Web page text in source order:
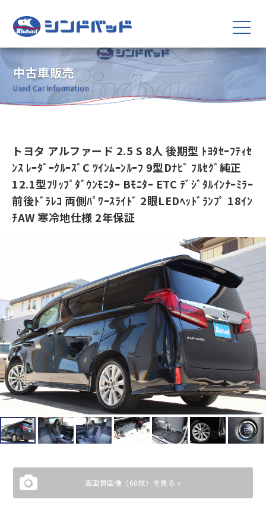
中古車販売
Used Car Information
トヨタ アルファード 2.5 S 8人 後期型 ﾄﾖﾀｾｰﾌﾃｨｾ
ﾝｽ ﾚｰﾀﾞｰｸﾙｰｽﾞC ﾂｲﾝﾑｰﾝﾙｰﾌ 9型Dﾅﾋﾞ ﾌﾙｾｸﾞ純正
12.1型ﾌﾘｯﾌﾟﾀﾞｳﾝﾓﾆﾀｰ Bﾓﾆﾀｰ ETC ﾃﾞｼﾞﾀﾙｲﾝﾅｰﾐﾗｰ
前後ﾄﾞﾗﾚｺ 両側ﾊﾟﾜｰｽﾗｲﾄﾞ 2眼LEDﾍｯﾄﾞﾗﾝﾌﾟ 18ｲﾝ
ﾁAW 寒冷地仕様 2年保証
高画質画像（60枚）を見る »